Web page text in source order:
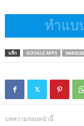
ทำแบ
แท็ก GOOGLE APPS ทดสอบอ
บทความก่อนหน้านี้